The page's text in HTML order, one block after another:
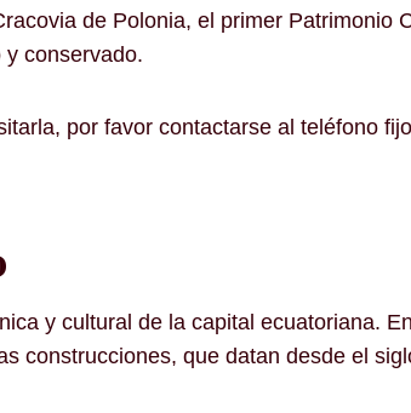
de Polonia, el primer Patrimonio
conservado.
por favor contactarse al teléfono
y cultural de la capital ecuatoriana.
construcciones, que datan desde el